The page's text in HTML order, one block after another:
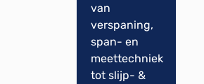
van
verspaning,
span- en
meettechniek
tot slijp- &